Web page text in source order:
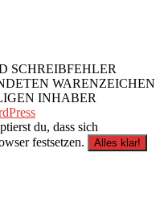
SCHREIBFEHLER
WARENZEICHEN
INHABER
du, dass sich
festsetzen.
Alles klar!